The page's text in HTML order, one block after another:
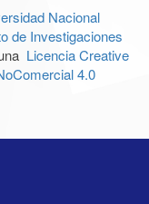
Nacional
de Investigaciones
Licencia Creative
4.0